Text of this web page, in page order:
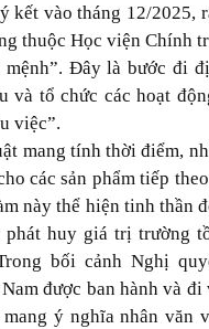
kết vào tháng 12/2025,
thuộc Học viện Chính
Đây là bước đi
và tổ chức các hoạt
việc”.
mang tính thời điểm,
các sản phẩm tiếp
này thể hiện tinh thần
huy giá trị trường
bối cảnh Nghị
được ban hành và
ý nghĩa nhân văn